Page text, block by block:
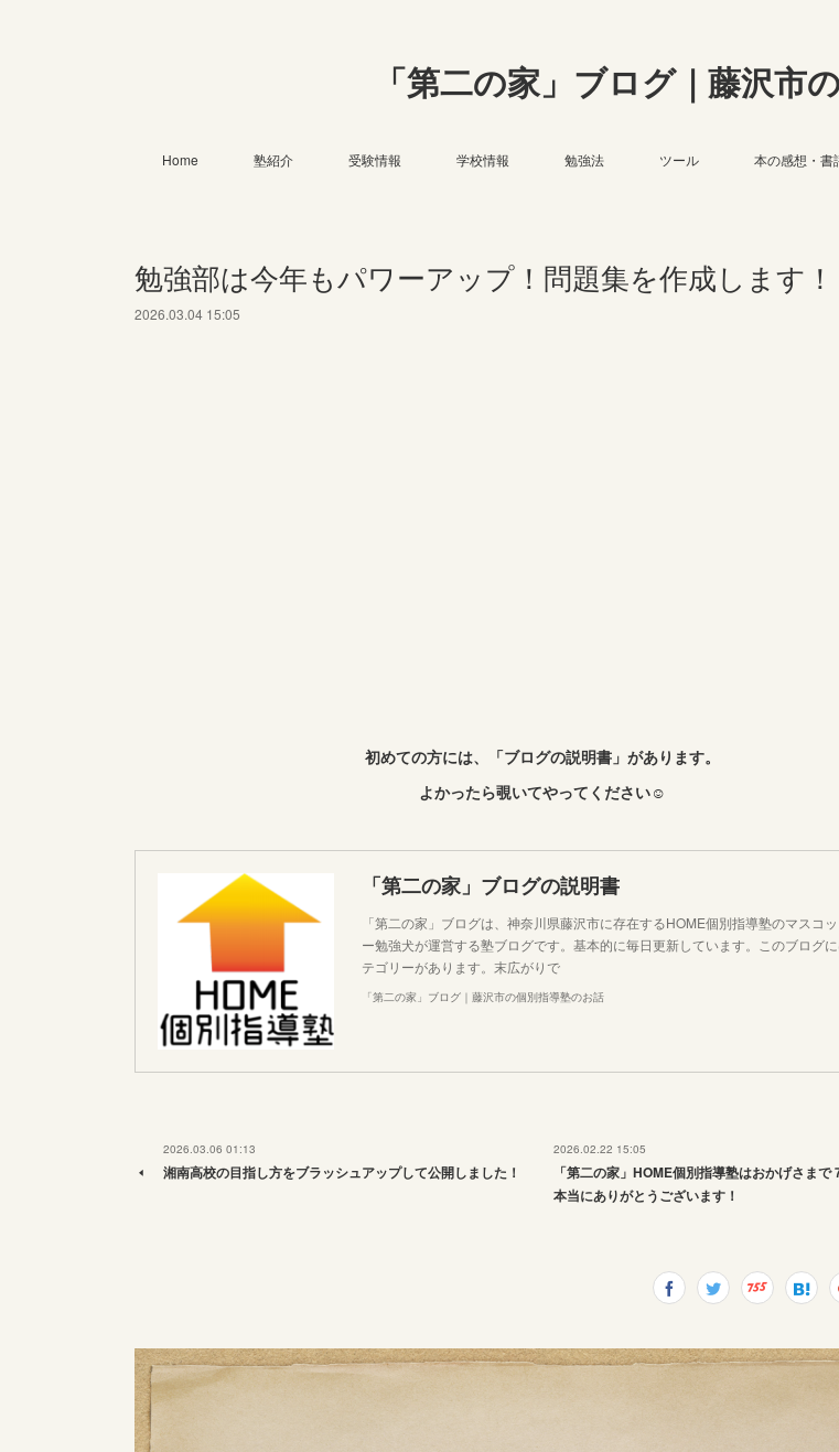
「第二の家」ブログ｜藤沢市
Home 塾紹介 受験情報 学校情報 勉強法 ツール 本の感想・書
勉強部は今年もパワーアップ！問題集を作成します！
2026.03.04 15:05
初めての方には、「ブログの説明書」があります。
よかったら覗いてやってください☺︎
「第二の家」ブログの説明書
「第二の家」ブログは、神奈川県藤沢市に存在するHOME個別指導塾のマスコ
ー勉強犬が運営する塾ブログです。基本的に毎日更新しています。このブログ
テゴリーがあります。末広がりで
「第二の家」ブログ｜藤沢市の個別指導塾のお話
2026.03.06 01:13
湘南高校の目指し方をブラッシュアップして公開しました！
2026.02.22 15:05
「第二の家」HOME個別指導塾はおかげさまで
本当にありがとうございます！